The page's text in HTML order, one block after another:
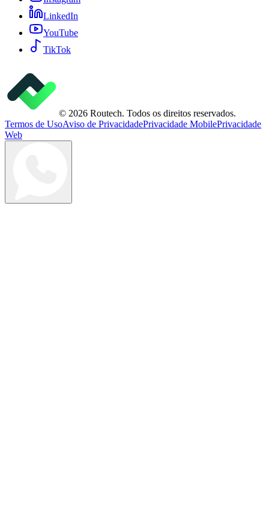
LinkedIn
YouTube
TikTok
© 2026 Routech. Todos os direitos reservados.
Termos de UsoAviso de PrivacidadePrivacidade MobilePrivacidade
Web